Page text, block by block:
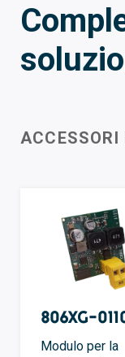
ACCESSORI
806XG-
Modulo per la